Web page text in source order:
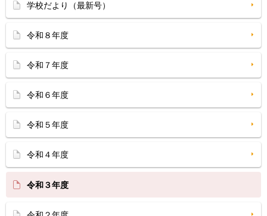
学校だより（最新号）
令和８年度
令和７年度
令和６年度
令和５年度
令和４年度
令和３年度